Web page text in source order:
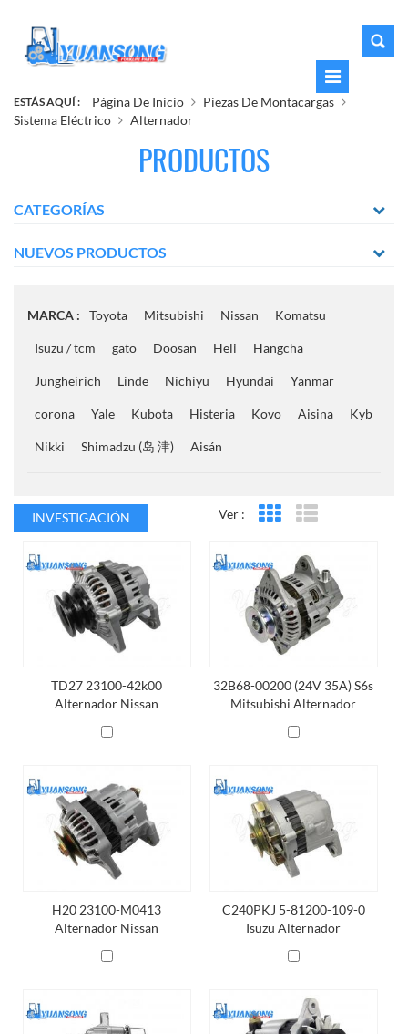
ESTÁS AQUÍ : Página De Inicio
Piezas De Montacargas
Sistema Eléctrico
Alternador
PRODUCTOS
CATEGORÍAS
NUEVOS PRODUCTOS
MARCA : Toyota Mitsubishi Nissan Komatsu
Isuzu / tcm gato Doosan Heli Hangcha
Jungheirich Linde Nichiyu Hyundai Yanmar
corona Yale Kubota Histeria Kovo Aisina Kyb
Nikki Shimadzu (岛 津) Aisán
INVESTIGACIÓN Ver : Vista en cuadrícula
TD27 23100-42k00
Alternador Nissan
32B68-00200 (24V 35A) S6s
Mitsubishi Alternador
H20 23100-M0413
Alternador Nissan
C240PKJ 5-81200-109-0
Isuzu Alternador